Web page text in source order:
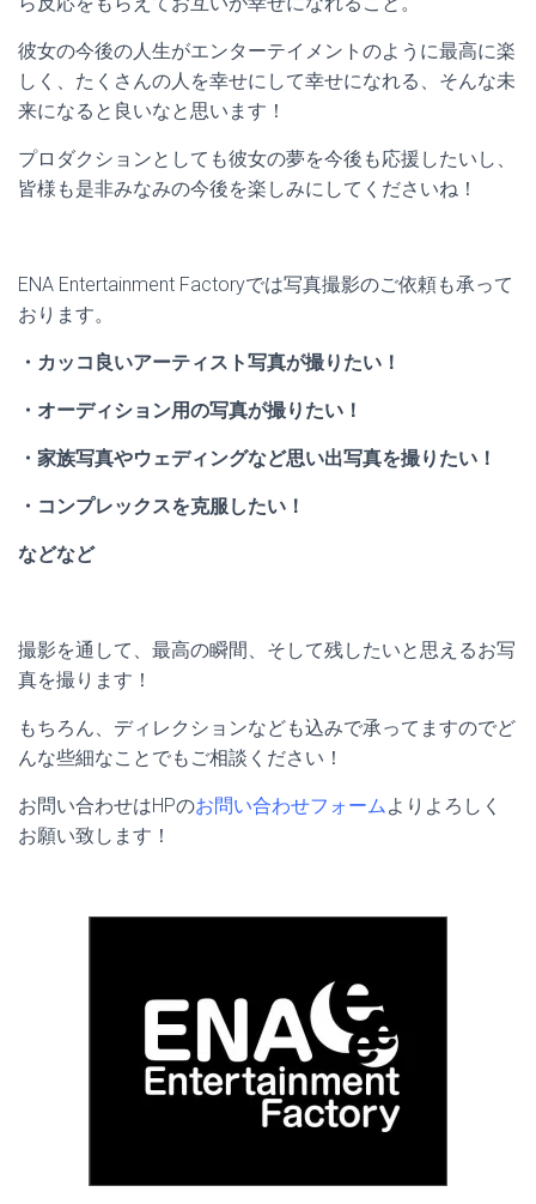
彼女の今後の人生がエンターテイメントのように最高に楽
しく、たくさんの人を幸せにして幸せになれる、そんな未
来になると良いなと思います！
プロダクションとしても彼女の夢を今後も応援したいし、
皆様も是非みなみの今後を楽しみにしてくださいね！
ENA Entertainment Factoryでは写真撮影のご依頼も承って
おります。
・カッコ良いアーティスト写真が撮りたい！
・オーディション用の写真が撮りたい！
・家族写真やウェディングなど思い出写真を撮りたい！
・コンプレックスを克服したい！
などなど
撮影を通して、最高の瞬間、そして残したいと思えるお写
真を撮ります！
もちろん、ディレクションなども込みで承ってますのでど
んな些細なことでもご相談ください！
お問い合わせはHPのお問い合わせフォームよりよろしく
お願い致します！